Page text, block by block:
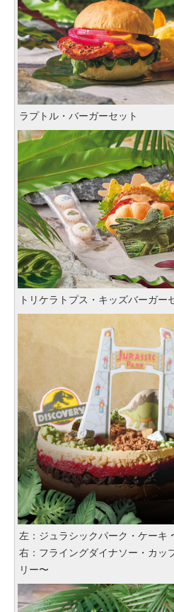
ラプトル・バーガーセット
トリケラトプス・キッズバーガー
左：ジュラシックパーク・ケーキ
右：フライングダイナソー・カ
リー〜